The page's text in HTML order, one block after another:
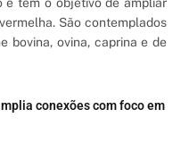
São contemplados
bovina, ovina, caprina e de
conexões com foco em